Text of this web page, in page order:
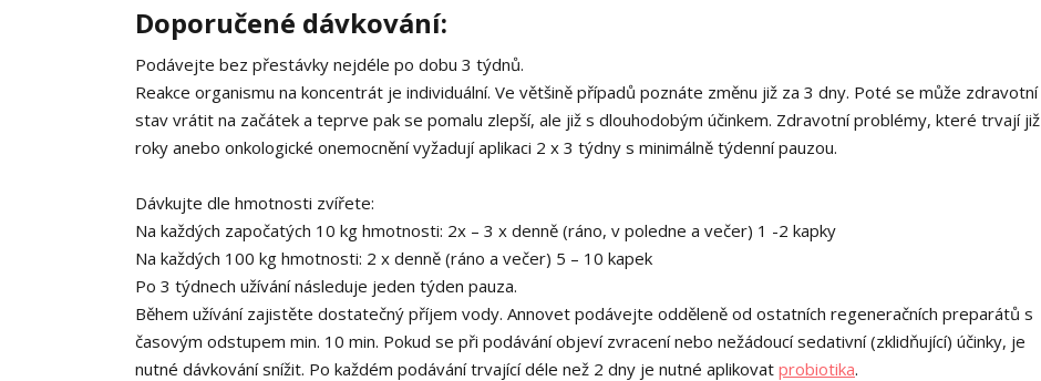
Doporučené dávkování:
Podávejte bez přestávky nejdéle po dobu 3 týdnů.
Reakce organismu na koncentrát je individuální. Ve většině případů poznáte změnu již za 3 dny. Poté se může zdravotní
stav vrátit na začátek a teprve pak se pomalu zlepší, ale již s dlouhodobým účinkem. Zdravotní problémy, které trvají již
roky anebo onkologické onemocnění vyžadují aplikaci 2 x 3 týdny s minimálně týdenní pauzou.
Dávkujte dle hmotnosti zvířete:
Na každých započatých 10 kg hmotnosti: 2x – 3 x denně (ráno, v poledne a večer) 1 -2 kapky
Na každých 100 kg hmotnosti: 2 x denně (ráno a večer) 5 – 10 kapek
Po 3 týdnech užívání následuje jeden týden pauza.
Během užívání zajistěte dostatečný příjem vody. Annovet podávejte odděleně od ostatních regeneračních preparátů s
časovým odstupem min. 10 min. Pokud se při podávání objeví zvracení nebo nežádoucí sedativní (zklidňující) účinky, je
nutné dávkování snížit. Po každém podávání trvající déle než 2 dny je nutné aplikovat probiotika.